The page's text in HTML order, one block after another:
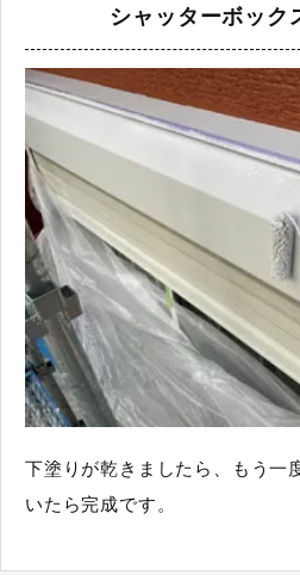
シャッターボッ
下塗りが乾きましたら、もう一
いたら完成です。